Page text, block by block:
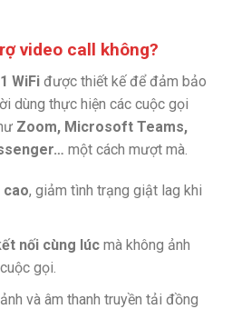
video call không?
WiFi được thiết kế để đảm bảo
dùng thực hiện các cuộc gọi
Zoom, Microsoft Teams,
một cách mượt mà.
cao, giảm tình trạng giật lag khi
nối cùng lúcmà không ảnh
gọi.
và âm thanh truyền tải đồng